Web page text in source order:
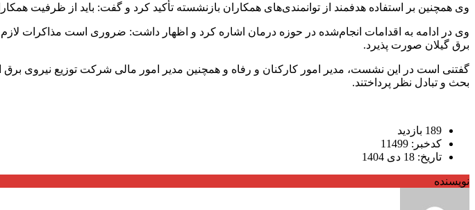
وی همچنین بر استفاده هدفمند از توانمندی‌های همکاران بازنشسته تأکید کرد و گفت: باید از ظرفیت
وی در ادامه به اقدامات انجام‌شده در حوزه درمان اشاره کرد و اظهار داشت: ضروری است مذاکرات
برق گیلان صورت پذیرد.
گفتنی است در این نشست، مدیر امور کارکنان و رفاه و همچنین مدیر امور مالی شرکت توزیع نیروی
بحث و تبادل نظر پرداختند.
189 بازدید
کدخبر: 11499
تاریخ: 18 دی 1404
نویسنده